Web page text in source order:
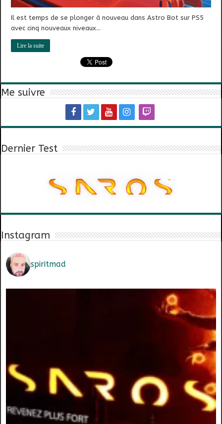
Il est temps de se plonger à nouveau dans Astro Bot sur PS5
avec cinq nouveaux niveaux…
Lire la suite
Me suivre
Dernier Test
Instagram
spiritmad